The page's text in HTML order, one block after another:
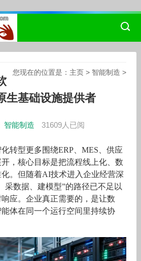
您现在的位置是： 主页 > 智能制造 >
生基础设施提供者
智能制造 31609人已阅
转型更多围绕ERP、MES、供应
，核心目标是把流程线上化、数
。但随着AI技术进入企业经营深
采数据、建模型”的路径已不足以
应。企业真正需要的，是让数
体在同一个运行空间里持续协